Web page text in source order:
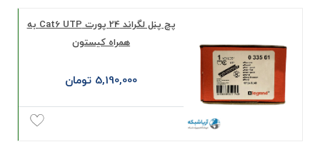
پچ پنل لگراند 24 پورت Cat6 UTP به
همراه کیستون
5,190,000 تومان